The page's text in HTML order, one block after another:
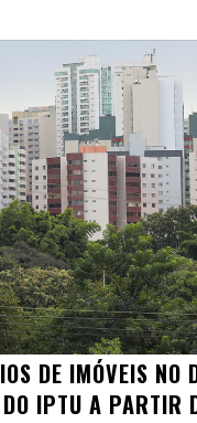
DE IMÓVEIS NO
IPTU A PARTIR